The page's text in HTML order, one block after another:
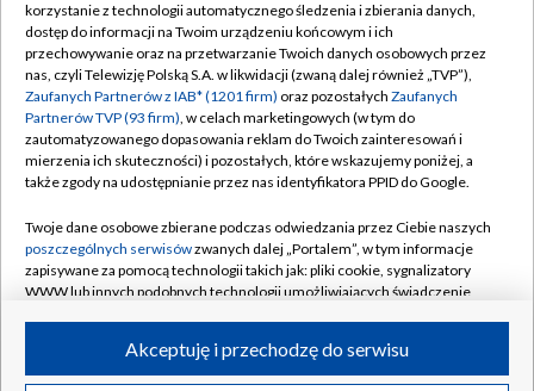
TVP
Abonament TVP
Emisja w TVP
Centrum informacji TVP
Naziemna Telewizja Cyfrowa
Rada Programowa
System NOS
Informacje o nadawcy
Program dla prasy
Regulamin TVP
Polityka prywatności
Moje zgody
Pomoc
Kontakt
Kanały
©2026 Telewizja Polska S.A. w likwidacji
korzystanie z technologii automatycznego śledzenia i zbierania danych,
dostęp do informacji na Twoim urządzeniu końcowym i ich
przechowywanie oraz na przetwarzanie Twoich danych osobowych przez
nas, czyli Telewizję Polską S.A. w likwidacji (zwaną dalej również „TVP”),
Zaufanych Partnerów z IAB* (1201 firm) oraz pozostałych Zaufanych
Partnerów TVP (93 firm), w celach marketingowych (w tym do
zautomatyzowanego dopasowania reklam do Twoich zainteresowań i
mierzenia ich skuteczności) i pozostałych, które wskazujemy poniżej, a
także zgody na udostępnianie przez nas identyfikatora PPID do Google.
Twoje dane osobowe zbierane podczas odwiedzania przez Ciebie naszych
poszczególnych serwisówzwanych dalej „Portalem”, w tym informacje
zapisywane za pomocą technologii takich jak: pliki cookie, sygnalizatory
WWW lub innych podobnych technologii umożliwiających świadczenie
ruchu w Internecie.Akceptuję i przechodzę do serwisu